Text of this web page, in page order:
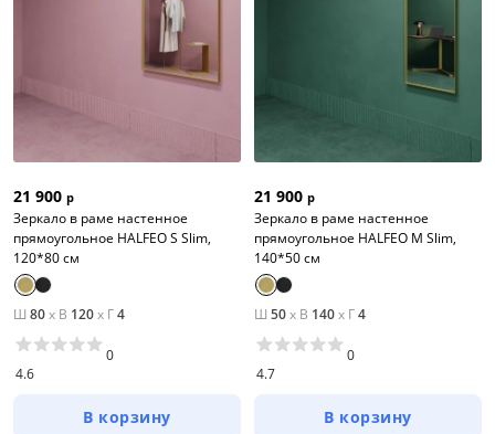
21 900 р
Зеркало в раме настенное
прямоугольное HALFEO S Slim,
120*80 см
Ш 80x В 120x Г4
4.6
0
В корзину
21 900 р
Зеркало в раме настенное
прямоугольное HALFEO M Slim,
140*50 см
Ш 50x В 140x Г4
4.7
0
В корзину